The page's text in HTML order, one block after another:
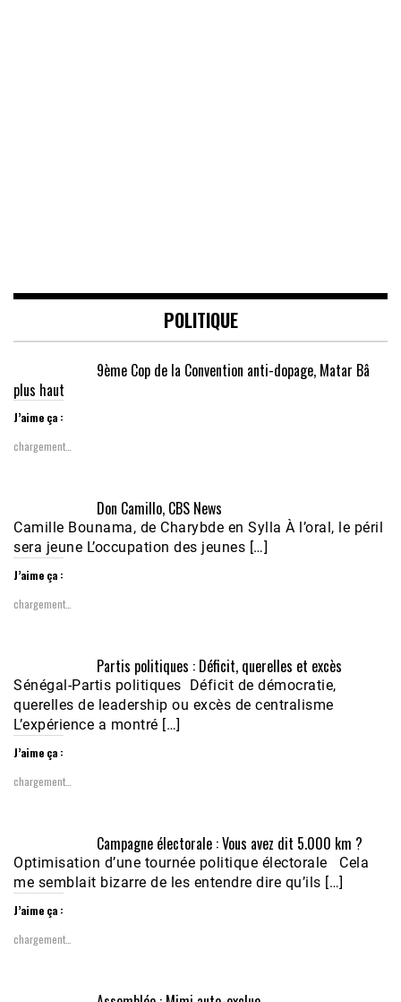
POLITIQUE
9ème Cop de la Convention anti-dopage, Matar Bâ
plus haut
J’aime ça :
chargement…
Don Camillo, CBS News
Camille Bounama, de Charybde en Sylla À l’oral, le péril
sera jeune L’occupation des jeunes […]
J’aime ça :
chargement…
Partis politiques : Déficit, querelles et excès
Sénégal-Partis politiques Déficit de démocratie,
querelles de leadership ou excès de centralisme
L’expérience a montré […]
J’aime ça :
chargement…
Campagne électorale : Vous avez dit 5.000 km ?
Optimisation d’une tournée politique électorale Cela
me semblait bizarre de les entendre dire qu’ils […]
J’aime ça :
chargement…